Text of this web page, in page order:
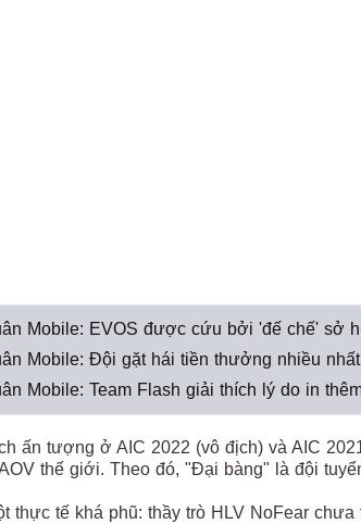
Mobile: EVOS được cứu bởi 'đế chế' sở
Mobile: Đội gặt hái tiền thưởng nhiều
Mobile: Team Flash giải thích lý do in
ấn tượng ở AIC 2022 (vô địch) và AIC
thế giới. Theo đó, "Đại bàng" là đội
thực tế khá phũ: thầy trò HLV NoFear